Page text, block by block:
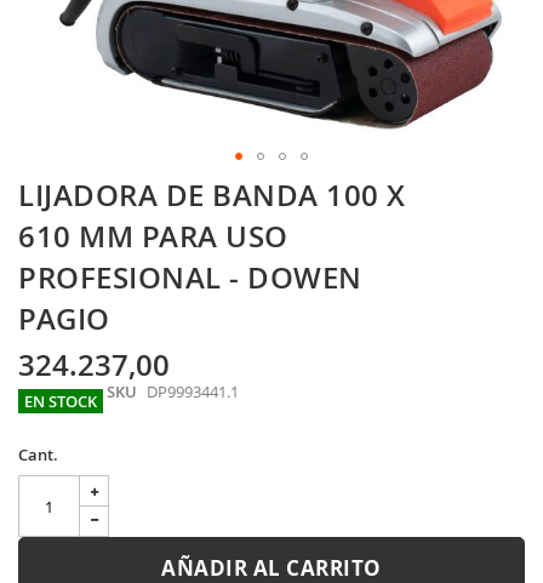
Skip
to
the
beginning
of
the
images
gallery
LIJADORA DE BANDA 100 X
610 MM PARA USO
PROFESIONAL - DOWEN
PAGIO
324.237,00
EN STOCK SKU DP9993441.1
Cant.
AÑADIR AL CARRITO